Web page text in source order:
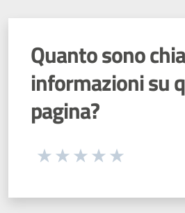
Quanto sono
informazioni su
pagina?
Seleziona una